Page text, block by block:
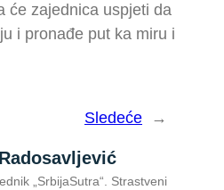
će zajednica uspjeti da
i pronađe put ka miru i
Sledeće →
„SrbijaSutra“. Strastveni